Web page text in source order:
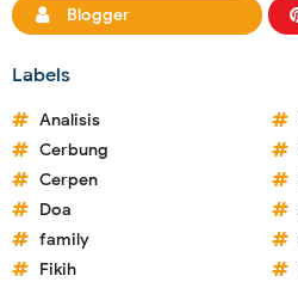
Blogger
Labels
Analisis
Cerbung
Cerpen
Doa
family
Fikih